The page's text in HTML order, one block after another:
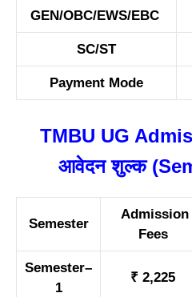
GEN/OBC/EWS/EBC
SC/ST
Payment Mode
TMBU UG
आवेदन शुल्क
Semester
Admission
Fees
Semester–
1
₹ 2,225